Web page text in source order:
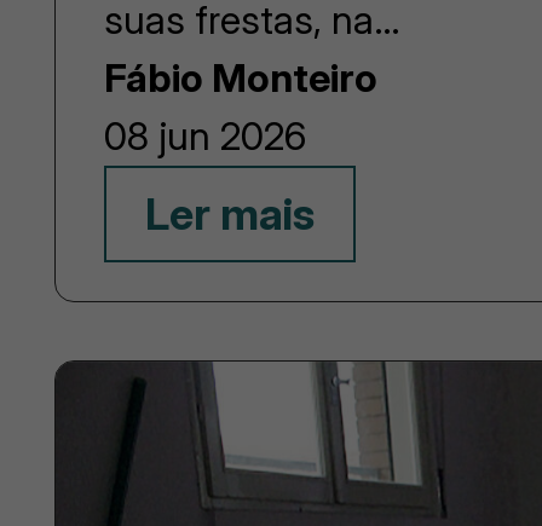
suas frestas, na…
Fábio Monteiro
08 jun 2026
Ler mais